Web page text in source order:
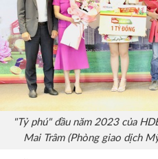
"Tỷ phú" đầu năm 2023 của
Mai Trâm (Phòng giao dịch